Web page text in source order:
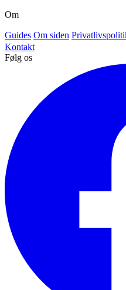
Om
Guides Om siden
Kontakt
Følg os